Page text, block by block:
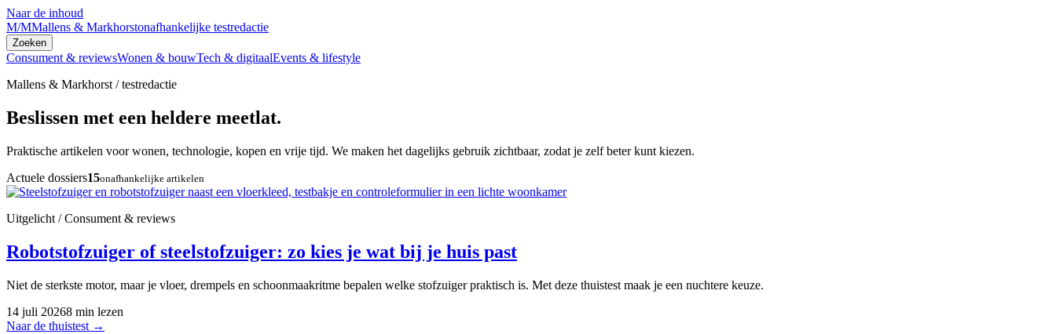
Naar de inhoud
M/MMallens & Markhorstonafhankelijke testredactie
Zoeken
Consument & reviewsWonen & bouwTech & digitaalEvents & lifestyle
Mallens & Markhorst / testredactie
Beslissen met een heldere meetlat.
Praktische artikelen voor wonen, technologie, kopen en vrije tijd. We maken het dagelijks gebruik zichtbaar, zodat je zelf beter kunt kiezen.
Actuele dossiers15onafhankelijke artikelen
Uitgelicht / Consument & reviews
Robotstofzuiger of steelstofzuiger: zo kies je wat bij je huis past
Niet de sterkste motor, maar je vloer, drempels en schoonmaakritme bepalen welke stofzuiger praktisch is. Met deze thuistest maak je een nuchtere keuze.
14 juli 20268 min lezen
Naar de thuistest →